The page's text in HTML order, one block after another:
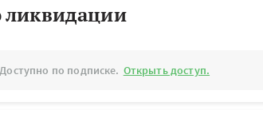
ликвидации
Доступно по подписке. Открыть доступ.